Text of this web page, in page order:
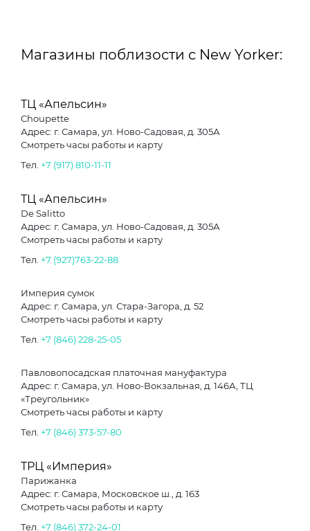
Магазины поблизости с New Yorker:
ТЦ «Апельсин»
Choupette
Адрес: г. Самара, ул. Ново-Садовая, д. 305А
Смотреть часы работы и карту
Тел. +7 (917) 810-11-11
ТЦ «Апельсин»
De Salitto
Адрес: г. Самара, ул. Ново-Садовая, д. 305А
Смотреть часы работы и карту
Тел. +7 (927)763-22-88
Империя сумок
Адрес: г. Самара, ул. Стара-Загора, д. 52
Смотреть часы работы и карту
Тел. +7 (846) 228-25-05
Павловопосадская платочная мануфактура
Адрес: г. Самара, ул. Ново-Вокзальная, д. 146А, ТЦ
«Треугольник»
Смотреть часы работы и карту
Тел. +7 (846) 373-57-80
ТРЦ «Империя»
Парижанка
Адрес: г. Самара, Московское ш., д. 163
Смотреть часы работы и карту
Тел. +7 (846) 372-24-01